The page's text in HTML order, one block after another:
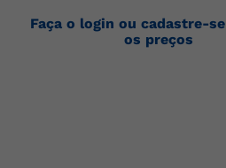
Faça o login ou cadastre-
os preços